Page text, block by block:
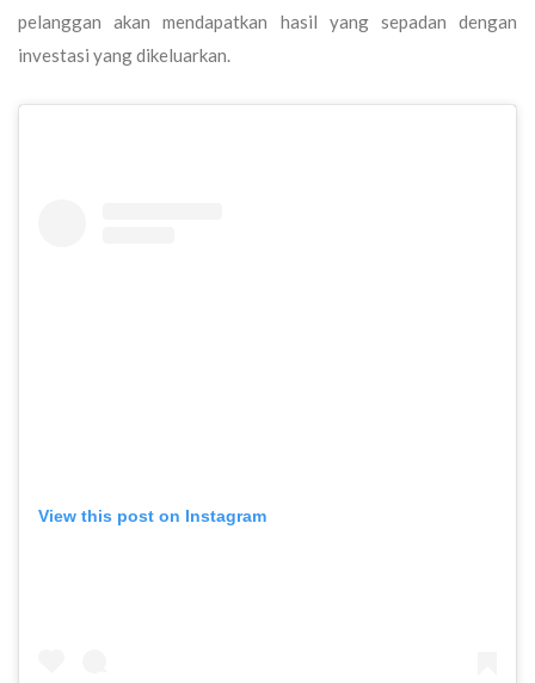
pelanggan akan mendapatkan hasil yang sepadan dengan
investasi yang dikeluarkan.
View this post on Instagram